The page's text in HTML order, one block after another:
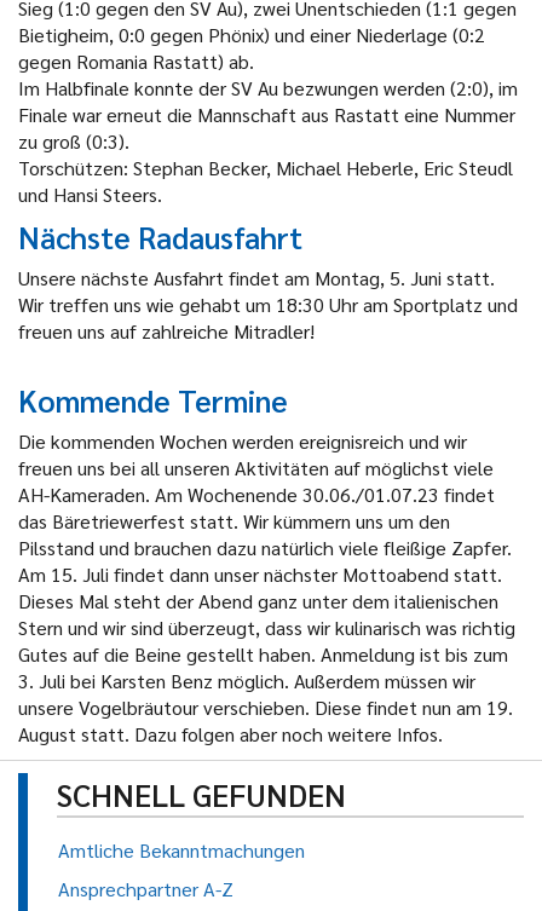
Sieg (1:0 gegen den SV Au), zwei Unentschieden (1:1 gegen
Bietigheim, 0:0 gegen Phönix) und einer Niederlage (0:2
gegen Romania Rastatt) ab.
Im Halbfinale konnte der SV Au bezwungen werden (2:0), im
Finale war erneut die Mannschaft aus Rastatt eine Nummer
zu groß (0:3).
Torschützen: Stephan Becker, Michael Heberle, Eric Steudl
und Hansi Steers.
Nächste Radausfahrt
Unsere nächste Ausfahrt findet am Montag, 5. Juni statt.
Wir treffen uns wie gehabt um 18:30 Uhr am Sportplatz und
freuen uns auf zahlreiche Mitradler!
Kommende Termine
Die kommenden Wochen werden ereignisreich und wir
freuen uns bei all unseren Aktivitäten auf möglichst viele
AH-Kameraden. Am Wochenende 30.06./01.07.23 findet
das Bäretriewerfest statt. Wir kümmern uns um den
Pilsstand und brauchen dazu natürlich viele fleißige Zapfer.
Am 15. Juli findet dann unser nächster Mottoabend statt.
Dieses Mal steht der Abend ganz unter dem italienischen
Stern und wir sind überzeugt, dass wir kulinarisch was richtig
Gutes auf die Beine gestellt haben. Anmeldung ist bis zum
3. Juli bei Karsten Benz möglich. Außerdem müssen wir
unsere Vogelbräutour verschieben. Diese findet nun am 19.
August statt. Dazu folgen aber noch weitere Infos.
SCHNELL GEFUNDEN
Amtliche Bekanntmachungen
Ansprechpartner A-Z